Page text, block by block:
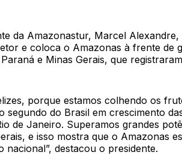
da Amazonastur, Marcel
e coloca o Amazonas à frente de
e Minas Gerais, que
porque estamos colhendo os
segundo do Brasil em crescimento
de Janeiro. Superamos grandes
e isso mostra que o Amazonas
nacional”, destacou o presidente.